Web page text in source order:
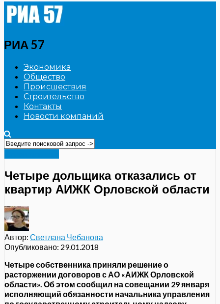
РИА 57
Экономика
Общество
Происшествия
Строительство
Контакты
Новости компаний
Четыре дольщика отказались от
квартир АИЖК Орловской области
Автор: Светлана Чебанова
Опубликовано: 29.01.2018
Четыре собственника приняли решение о
расторжении договоров с АО «АИЖК Орловской
области». Об этом сообщил на совещании 29 января
исполняющий обязанности начальника управления